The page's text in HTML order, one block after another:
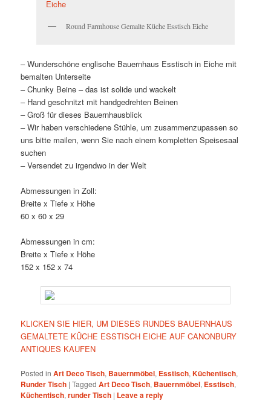
Round Farmhouse Gemalte Küche Esstisch Eiche
– Wunderschöne englische Bauernhaus Esstisch in Eiche mit
bemalten Unterseite
– Chunky Beine – das ist solide und wackelt
– Hand geschnitzt mit handgedrehten Beinen
– Groß für dieses Bauernhausblick
– Wir haben verschiedene Stühle, um zusammenzupassen so
uns bitte mailen, wenn Sie nach einem kompletten Speisesaal
suchen
– Versendet zu irgendwo in der Welt
Abmessungen in Zoll:
Breite x Tiefe x Höhe
60 x 60 x 29
Abmessungen in cm:
Breite x Tiefe x Höhe
152 x 152 x 74
KLICKEN SIE HIER, UM DIESES RUNDES BAUERNHAUS
GEMALTETE KÜCHE ESSTISCH EICHE AUF CANONBURY
ANTIQUES KAUFEN
Posted in Art Deco Tisch, Bauernmöbel, Esstisch,Küchentisch,
Runder Tisch |Tagged Art Deco Tisch, Bauernmöbel, Esstisch,
Küchentisch,runder Tisch | Leave a reply